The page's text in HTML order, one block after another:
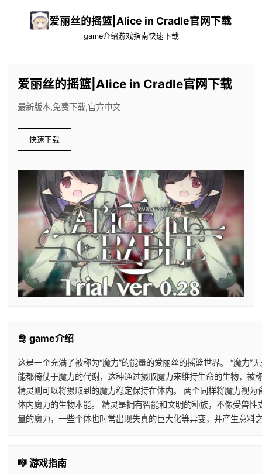
爱丽丝的摇篮|Alice in Cradle官网下载
game介绍游戏指南快速下载
爱丽丝的摇篮|Alice in Cradle官网下载
最新版本,免费下载,官方中文
快速下载
🛅 game介绍
这是一个充满了被称为“魔力”的能量的爱丽丝的摇篮世界。 “魔力
能都倚仗于魔力的代谢，这种通过摄取魔力来维持生命的生物，被
精灵则可以将摄取到的魔力稳定保持在体内。 两个同样将魔力视
体内魔力的生物本能。 精灵是拥有智能和文明的种族，不像受兽
量的魔力，一些个体也时常出现失真的巨大化等异变，并产生意
🎼 游戏指南